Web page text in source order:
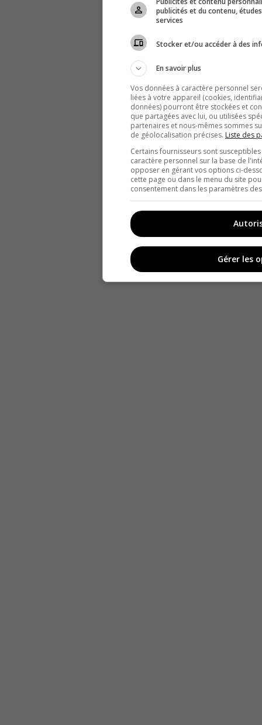
publicités et du contenu,
services
Stocker et/ou accéder à des
En savoir plus
Vos données à caractère personnel
liées à votre appareil (cookies,
données) pourront être stockées et
que partagées avec lui, ou utilisées
partenaires et nous-mêmes sommes
de géolocalisation précises. Liste des
Certains fournisseurs sont
caractère personnel sur la base de
opposer en gérant vos options ci-
cette page ou dans le menu du site
consentement dans les paramètres
Gérer les